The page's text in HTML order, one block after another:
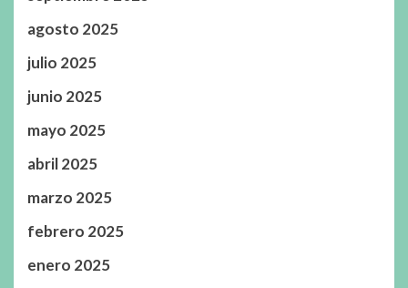
agosto 2025
julio 2025
junio 2025
mayo 2025
abril 2025
marzo 2025
febrero 2025
enero 2025